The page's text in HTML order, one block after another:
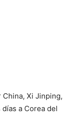
Xi Jinping,
a Corea del